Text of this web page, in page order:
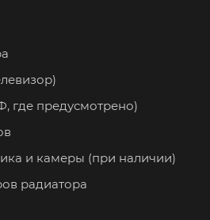
где предусмотрено)
и камеры (при наличии)
радиатора